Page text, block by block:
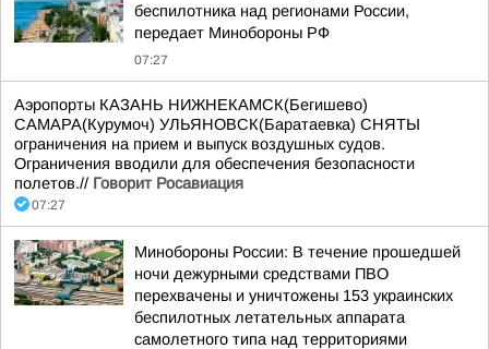
беспилотника над регионами России,
передает Минобороны РФ
07:27
Аэропорты КАЗАНЬ НИЖНЕКАМСК(Бегишево)
САМАРА(Курумоч) УЛЬЯНОВСК(Баратаевка) СНЯТЫ
ограничения на прием и выпуск воздушных судов.
Ограничения вводили для обеспечения безопасности
полетов.// Говорит Росавиация
07:27
Минобороны России: В течение прошедшей
ночи дежурными средствами ПВО
перехвачены и уничтожены 153 украинских
беспилотных летательных аппарата
самолетного типа над территориями